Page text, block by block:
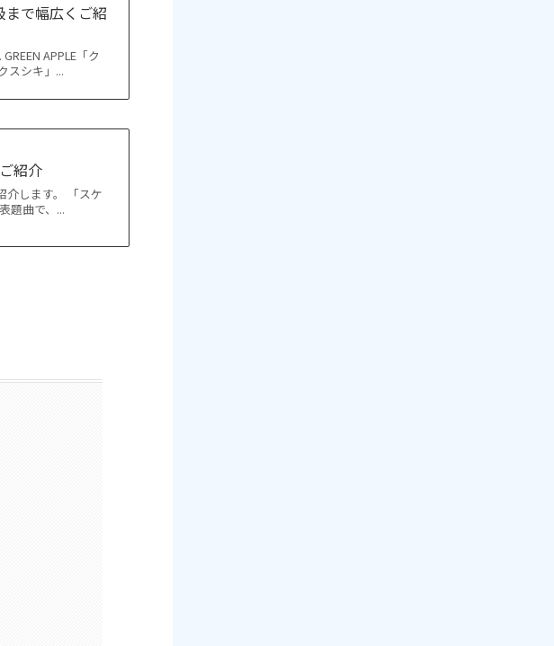
まで幅広くご紹
APPLE「ク
スシキ」...
紹介
介します。 「スケ
題曲で、...